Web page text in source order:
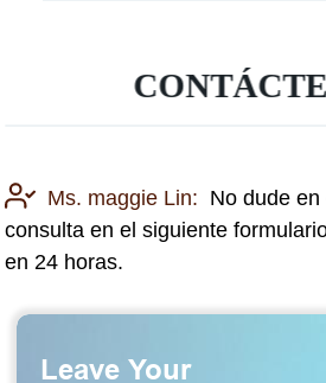
Ms. maggie Lin: No dude
consulta en el siguiente
en 24 horas.